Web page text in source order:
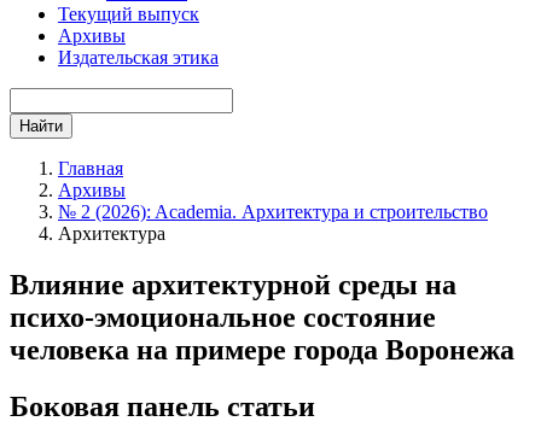
Текущий выпуск
Архивы
Издательская этика
Найти
Главная
Архивы
№ 2 (2026): Academia. Архитектура и строительство
Архитектура
Влияние архитектурной среды на
психо-эмоциональное состояние
человека на примере города Воронежа
Боковая панель статьи